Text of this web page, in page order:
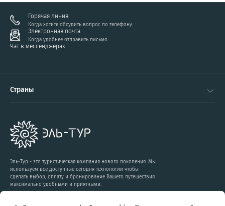
Горячая линия
Когда хотите обсудить вопрос по телефону
Электронная почта
Когда удобнее отправить письмо
Чат в мессенджерах
Эль-Тур - это туристическая компания нового поколения. Мы
используем все доступные сегодня технологии чтобы
сделать выбор, оплату и бронирование Вашего путешествия
максимально удобными и приятными.
Страны